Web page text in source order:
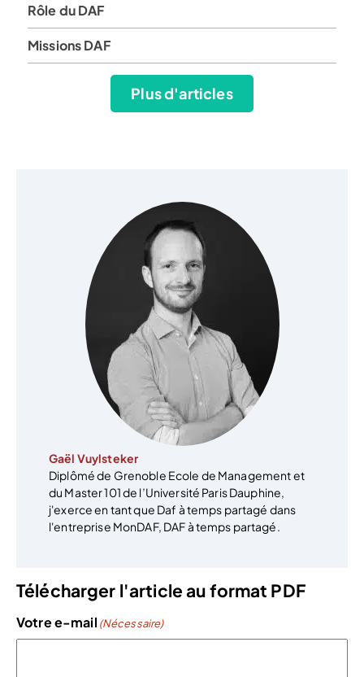
Rôle du DAF
Missions DAF
Plus d'articles
Gaël Vuylsteker
Diplômé de Grenoble Ecole de Management et
du Master 101 de l’Université Paris Dauphine,
j'exerce en tant que Daf à temps partagé dans
l'entreprise MonDAF, DAF à temps partagé.
Télécharger l'article au format PDF
Votre e-mail (Nécessaire)